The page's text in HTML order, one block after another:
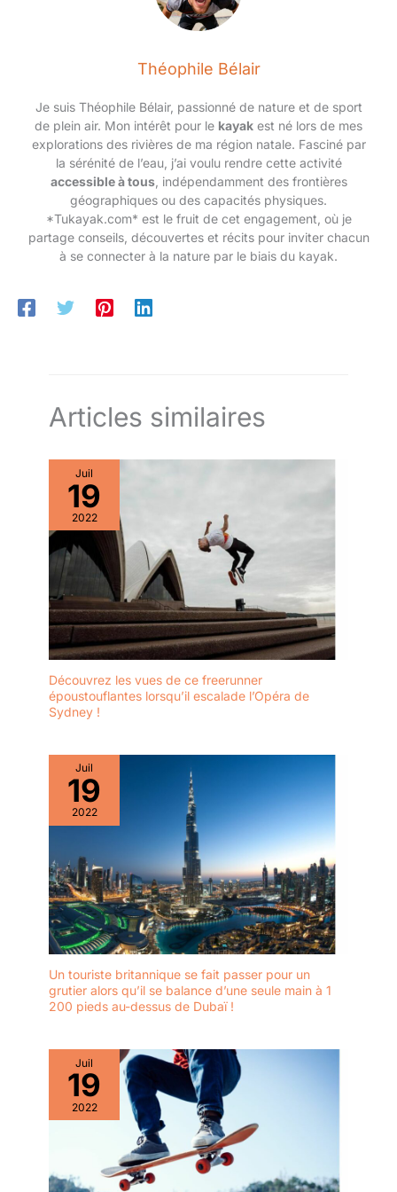
✔ d’installation et de garantie à 20 85/24
pouces bicyclettes installés et les outils installés.
Théophile Bélair
Je suis Théophile Bélair, passionné de nature et de sport
de plein air. Mon intérêt pour le kayak est né lors de mes
explorations des rivières de ma région natale. Fasciné par
la sérénité de l’eau, j’ai voulu rendre cette activité
accessible à tous, indépendamment des frontières
géographiques ou des capacités physiques.
*Tukayak.com* est le fruit de cet engagement, où je
partage conseils, découvertes et récits pour inviter chacun
à se connecter à la nature par le biais du kayak.
Articles similaires
Juil
19
2022
Découvrez les vues de ce freerunner
époustouflantes lorsqu’il escalade l’Opéra de
Sydney !
Juil
19
2022
Un touriste britannique se fait passer pour un
grutier alors qu’il se balance d’une seule main à 1
200 pieds au-dessus de Dubaï !
Juil
19
2022